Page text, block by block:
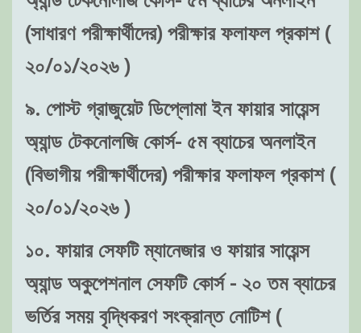
(সাধারণ পরীক্ষার্থীদের) পরীক্ষার ফলাফল প্রকাশ (
২০/০১/২০২৬ )
৯. পোস্ট গ্রাজুয়েট ডিপ্লোমা ইন ফায়ার সায়েন্স
অ্যান্ড টেকনোলজি কোর্স- ৫ম ব্যাচের অনলাইন
(বিভাগীয় পরীক্ষার্থীদের) পরীক্ষার ফলাফল প্রকাশ (
২০/০১/২০২৬ )
১০. ফায়ার সেফটি ম্যানেজার ও ফায়ার সায়েন্স
অ্যান্ড অকুপেশনাল সেফটি কোর্স - ২০ তম ব্যাচের
ভর্তির সময় বৃদ্ধিকরণ সংক্রান্ত নোটিশ (